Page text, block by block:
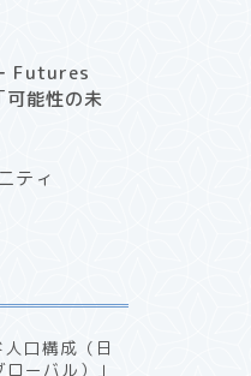
Futures
能性の未
ティ
口構成（日
ーバル）」